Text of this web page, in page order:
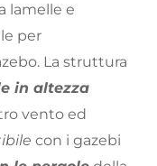
lamelle e
per
La struttura
in altezza
vento ed
con i gazebi